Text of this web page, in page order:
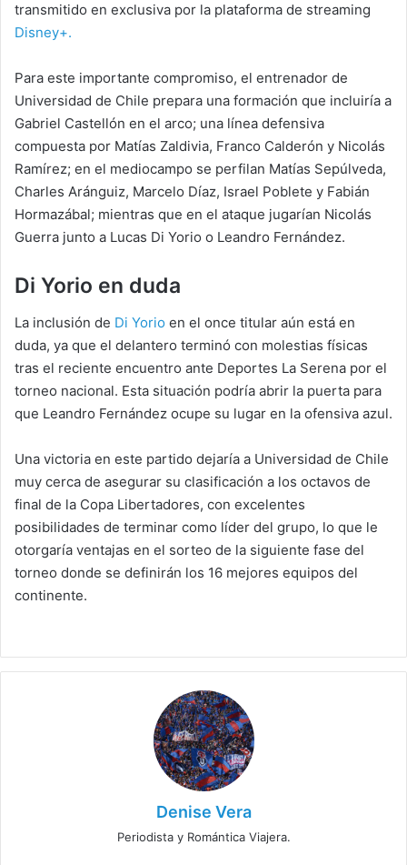
transmitido en exclusiva por la plataforma de streaming
Disney+.
Para este importante compromiso, el entrenador de
Universidad de Chile prepara una formación que incluiría a
Gabriel Castellón en el arco; una línea defensiva
compuesta por Matías Zaldivia, Franco Calderón y Nicolás
Ramírez; en el mediocampo se perfilan Matías Sepúlveda,
Charles Aránguiz, Marcelo Díaz, Israel Poblete y Fabián
Hormazábal; mientras que en el ataque jugarían Nicolás
Guerra junto a Lucas Di Yorio o Leandro Fernández.
Di Yorio en duda
La inclusión de Di Yorio en el once titular aún está en
duda, ya que el delantero terminó con molestias físicas
tras el reciente encuentro ante Deportes La Serena por el
torneo nacional. Esta situación podría abrir la puerta para
que Leandro Fernández ocupe su lugar en la ofensiva azul.
Una victoria en este partido dejaría a Universidad de Chile
muy cerca de asegurar su clasificación a los octavos de
final de la Copa Libertadores, con excelentes
posibilidades de terminar como líder del grupo, lo que le
otorgaría ventajas en el sorteo de la siguiente fase del
torneo donde se definirán los 16 mejores equipos del
continente.
Denise Vera
Periodista y Romántica Viajera.